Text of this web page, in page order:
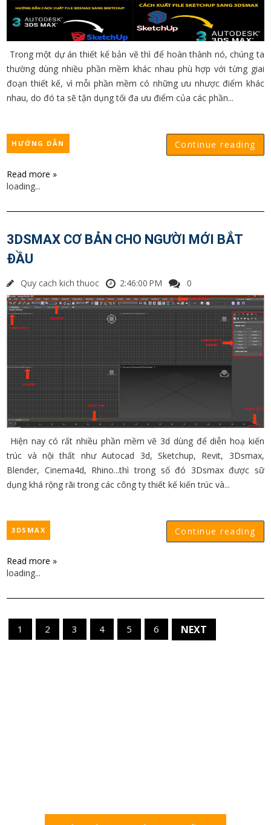
Trong một dự án thiết kế bản vẽ thì để hoàn thành nó, chúng ta
thường dùng nhiều phần mềm khác nhau phù hợp với từng giai
đoạn thiết kế, vì mỗi phần mềm có những ưu nhược điểm khác
nhau, do đó ta sẽ tận dụng tối đa ưu điểm của các phần...
Continue reading
HƯỚNG DẪN
Read more »
loading...
3DSMAX CƠ BẢN CHO NGƯỜI MỚI BẮT
ĐẦU
Quy cach kich thuoc 2:46:00 PM 0
Hiện nay có rất nhiều phần mềm vẽ 3d dùng để diễn hoạ kiến
trúc và nội thất như Autocad 3d, Sketchup, Revit, 3Dsmax,
Blender, Cinema4d, Rhino...thì trong số đó 3Dsmax được sữ
dụng khá rộng rãi trong các công ty thiết kế kiến trúc và...
Continue reading
3DSMAX
Read more »
loading...
1 2 3 4 5 6 NEXT